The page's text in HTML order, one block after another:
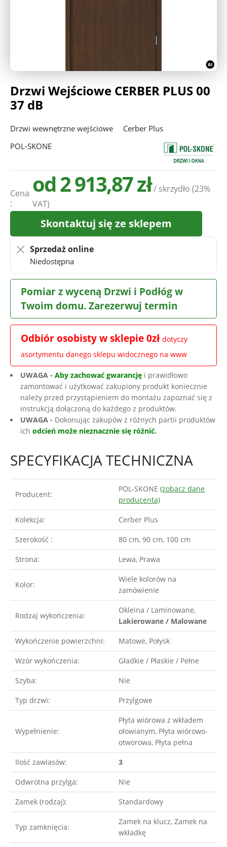
Drzwi Wejściowe CERBER PLUS 00
37 dB
Drzwi wewnętrzne wejściowe
Cerber Plus
POL-SKONE
Cena
:
od 2 913,87 zł/ skrzydło(23%
VAT)
Skontaktuj się ze sklepem
Sprzedaż online
Niedostępna
Pomiar z wyceną Drzwi i Podłóg w
Twoim domu. Zarezerwuj termin
Odbiór osobisty w sklepie 0zł dotyczy
asortymentu danego sklepu widocznego na www
UWAGA - Aby zachować gwarancję i prawidłowo
zamontować i użytkować zakupiony produkt koniecznie
należy przed przystąpieniem do montażu zapoznać się z
instrukcją dołączoną do każdego z produktów.
UWAGA - Dokonując zakupów z różnych partii produktów
ich odcień może nieznacznie się różnić.
SPECYFIKACJA TECHNICZNA
Producent:
POL-SKONE (zobacz dane
producenta)
Kolekcja: Cerber Plus
Szerokość : 80 cm, 90 cm, 100 cm
Strona: Lewa, Prawa
Kolor:
Wiele kolorów na
zamówienie
Rodzaj wykończenia:
Okleina / Laminowane,
Lakierowane / Malowane
Wykończenie powierzchni: Matowe, Połysk
Wzór wykończenia: Gładkie / Płaskie / Pełne
Szyba: Nie
Typ drzwi: Przylgowe
Wypełnienie:
Płyta wiórowa z wkładem
ołowianym, Płyta wiórowo-
otworowa, Płyta pełna
Ilość zawiasów: 3
Odwrotna przylga: Nie
Zamek (rodzaj): Standardowy
Typ zamknięcia:
Zamek na klucz, Zamek na
wkładkę